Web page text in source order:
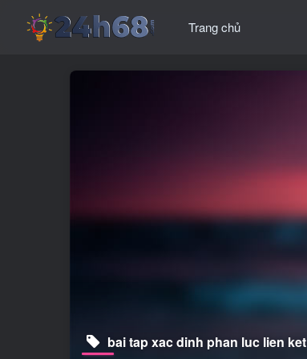
Trang chủ
bai tap xac dinh phan luc lien ket